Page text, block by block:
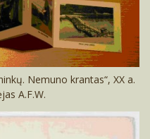
Nemuno krantas“, XX a.
A.F.W.